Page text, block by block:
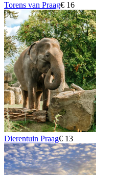
Torens van Praag€ 16
Dierentuin Praag€ 13